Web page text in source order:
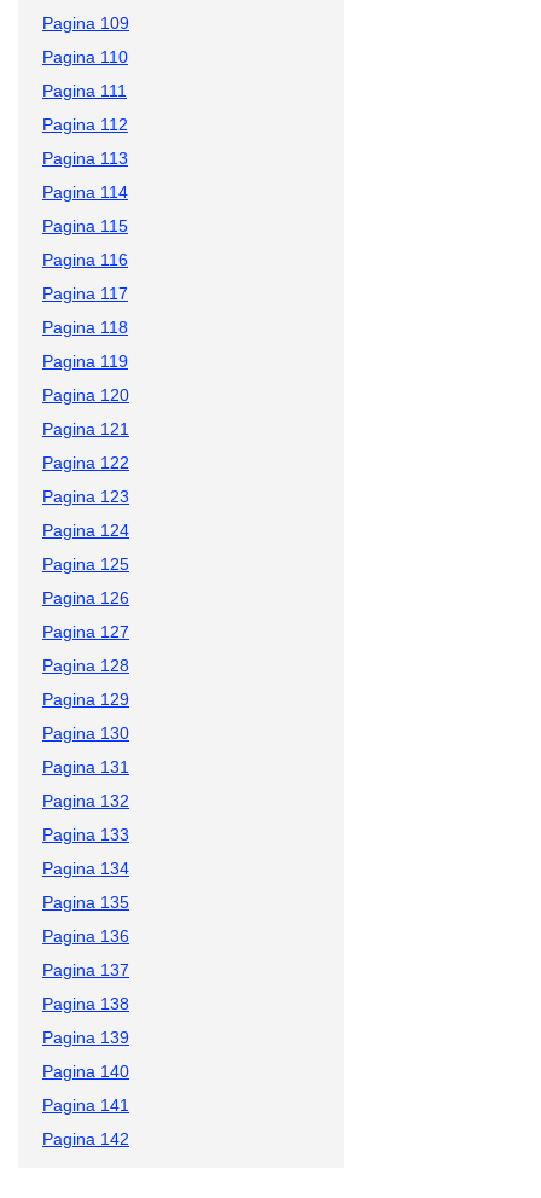
Pagina 109
Pagina 110
Pagina 111
Pagina 112
Pagina 113
Pagina 114
Pagina 115
Pagina 116
Pagina 117
Pagina 118
Pagina 119
Pagina 120
Pagina 121
Pagina 122
Pagina 123
Pagina 124
Pagina 125
Pagina 126
Pagina 127
Pagina 128
Pagina 129
Pagina 130
Pagina 131
Pagina 132
Pagina 133
Pagina 134
Pagina 135
Pagina 136
Pagina 137
Pagina 138
Pagina 139
Pagina 140
Pagina 141
Pagina 142